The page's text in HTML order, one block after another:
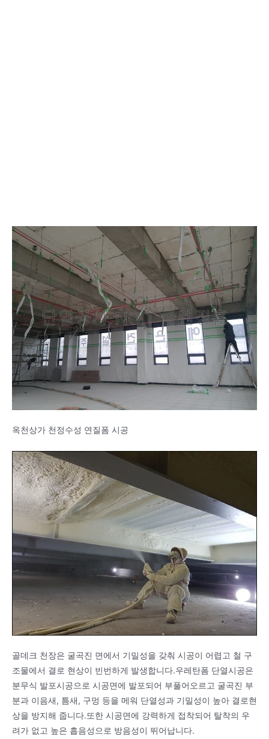
옥천상가 천정수성 연질폼 시공
골데크 천장은 굴곡진 면에서 기밀성을 갖춰 시공이 어렵고 철 구
조물에서 결로 현상이 빈번하게 발생합니다.우레탄폼 단열시공은
분무식 발포시공으로 시공면에 발포되어 부풀어오르고 굴곡진 부
분과 이음새, 틈새, 구멍 등을 메워 단열성과 기밀성이 높아 결로현
상을 방지해 줍니다.또한 시공면에 강력하게 접착되어 탈착의 우
려가 없고 높은 흡음성으로 방음성이 뛰어납니다.